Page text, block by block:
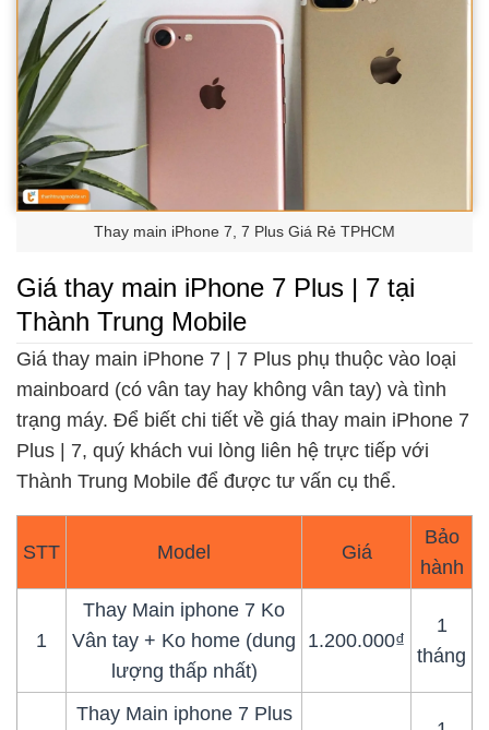
Thay main iPhone 7, 7 Plus Giá Rẻ TPHCM
Giá thay main iPhone 7 Plus | 7 tại
Thành Trung Mobile
Giá thay main iPhone 7 | 7 Plus phụ thuộc vào loại
mainboard (có vân tay hay không vân tay) và tình
trạng máy. Để biết chi tiết về giá thay main iPhone 7
Plus | 7, quý khách vui lòng liên hệ trực tiếp với
Thành Trung Mobile để được tư vấn cụ thể.
STT Model Giá
Bảo
hành
1
Thay Main iphone 7 Ko
Vân tay + Ko home (dung
lượng thấp nhất)
1.200.000₫
1
tháng
Thay Main iphone 7 Plus